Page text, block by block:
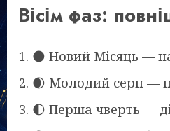
Вісім фаз:
🌑 Новий Місяць —
🌒 Молодий серп —
🌓 Перша чверть —